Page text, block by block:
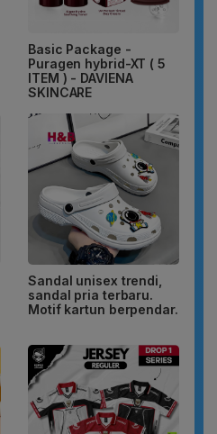
Basic Package -
Puragen hybrid-XT ( 5
ITEM ) - DAVIENA
SKINCARE
Sandal unisex trendi,
sandal pria terbaru.
Motif kartun berpendar.